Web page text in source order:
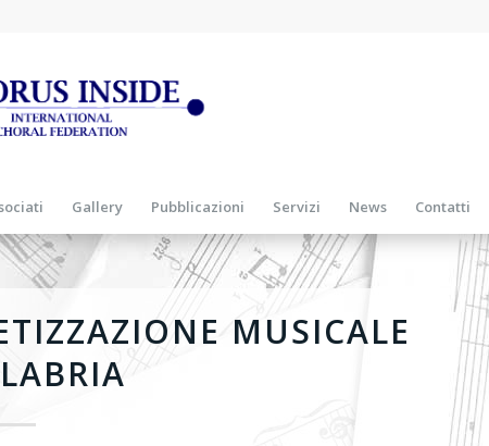
Gallery Pubblicazioni Servizi News Contatti
MUSICALE